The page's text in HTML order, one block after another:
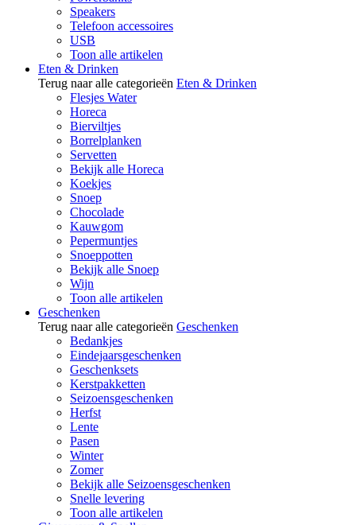
Speakers
Telefoon accessoires
USB
Toon alle artikelen
Eten & Drinken
Terug naar alle categorieën Eten & Drinken
Flesjes Water
Horeca
Bierviltjes
Borrelplanken
Servetten
Bekijk alle Horeca
Koekjes
Snoep
Chocolade
Kauwgom
Pepermuntjes
Snoeppotten
Bekijk alle Snoep
Wijn
Toon alle artikelen
Geschenken
Terug naar alle categorieën Geschenken
Bedankjes
Eindejaarsgeschenken
Geschenksets
Kerstpakketten
Seizoensgeschenken
Herfst
Lente
Pasen
Winter
Zomer
Bekijk alle Seizoensgeschenken
Snelle levering
Toon alle artikelen